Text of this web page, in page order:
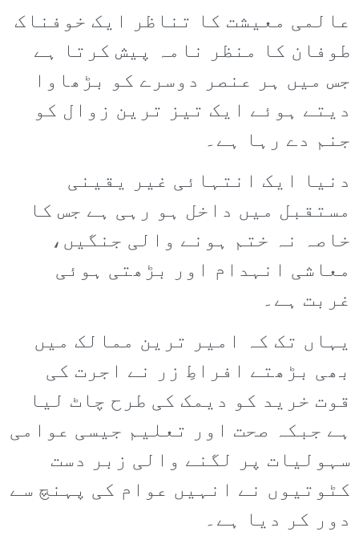
عالمی معیشت کا تناظر ایک خوفناک
طوفان کا منظر نامہ پیش کرتا ہے
جس میں ہر عنصر دوسرے کو بڑھاوا
دیتے ہوئے ایک تیز ترین زوال کو
جنم دے رہا ہے۔
دنیا ایک انتہائی غیر یقینی
مستقبل میں داخل ہو رہی ہے جس کا
خاصہ نہ ختم ہونے والی جنگیں،
معاشی انہدام اور بڑھتی ہوئی
غربت ہے۔
یہاں تک کہ امیر ترین ممالک میں
بھی بڑھتے افراطِ زر نے اجرت کی
قوت خرید کو دیمک کی طرح چاٹ لیا
ہے جبکہ صحت اور تعلیم جیسی عوامی
سہولیات پر لگنے والی زبر دست
کٹوتیوں نے انہیں عوام کی پہنچ سے
دور کر دیا ہے۔